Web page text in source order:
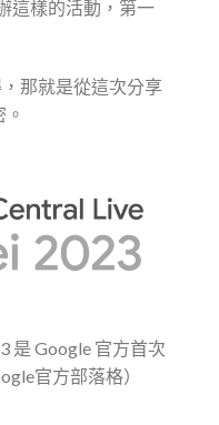
這樣的活動，第一
那就是從這次分享
是 Google 官方首次
官方部落格）